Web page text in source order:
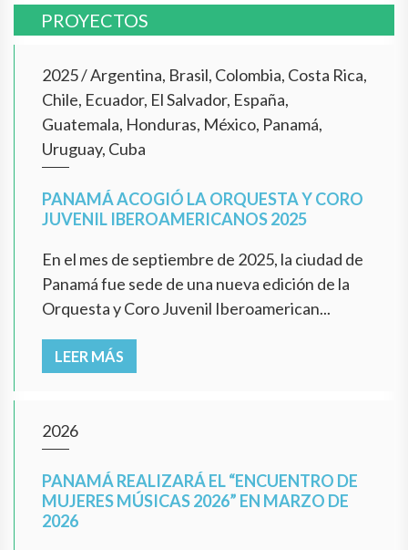
PROYECTOS
2025/Argentina, Brasil, Colombia, Costa Rica,
Chile, Ecuador, El Salvador, España,
Guatemala, Honduras, México, Panamá,
Uruguay, Cuba
PANAMÁ ACOGIÓ LA ORQUESTA Y CORO
JUVENIL IBEROAMERICANOS 2025
En el mes de septiembre de 2025, la ciudad de
Panamá fue sede de una nueva edición de la
Orquesta y Coro Juvenil Iberoamerican...
LEER MÁS
2026
PANAMÁ REALIZARÁ EL “ENCUENTRO DE
MUJERES MÚSICAS 2026” EN MARZO DE
2026